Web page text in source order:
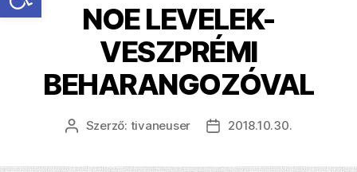
NOE LEVELEK-
VESZPRÉMI
BEHARANGOZÓVAL
Bejegyzés
Szerző: tivaneuser
Bejegyzés
2018.10.30.